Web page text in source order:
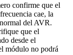
confirme que el
cae, la
del AVR.
que el
desde el
módulo no podrá